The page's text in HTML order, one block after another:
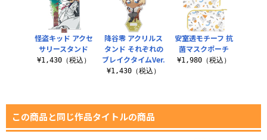
降谷零 アクリルス
タンド それぞれの
ブレイクタイムVer.
¥1,430（税込）
安室透モチーフ 抗
菌マスクポーチ
¥1,980（税込）
怪盗キッド アクセ
サリースタンド
¥1,430（税込）
この商品と同じ作品タイトルの商品